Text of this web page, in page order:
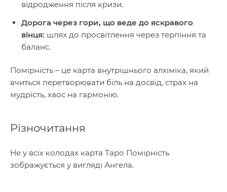
відродження після кризи.
Дорога через гори, що веде до яскравого
вінця: шлях до просвітлення через терпіння та
баланс.
Помірність – це карта внутрішнього алхіміка, який
вчиться перетворювати біль на досвід, страх на
мудрість, хаос на гармонію.
Різночитання
Не у всіх колодах карта Таро Помірність
зображується у вигляді Ангела.